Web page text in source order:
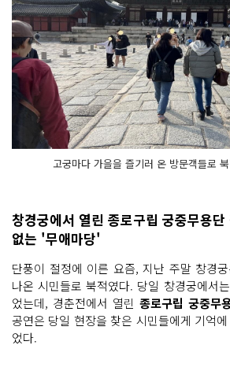
고궁마다 가을을 즐기러 온 방문객들로
창경궁에서 열린 종로구립 궁중무용
없는 '무애마당'
단풍이 절정에 이른 요즘, 지난 주말 창경
나온 시민들로 북적였다. 당일 창경궁에서
었는데, 경춘전에서 열린 종로구립 궁중무
공연은 당일 현장을 찾은 시민들에게 기억
었다.